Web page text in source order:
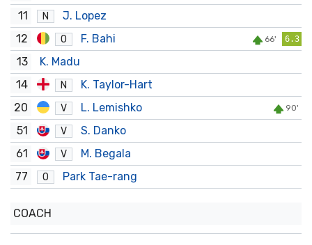
11
N
J. Lopez
12
O F. Bahi 66' 6.3
13
K. Madu
14
N
K. Taylor-Hart
20
V L. Lemishko 90'
51 V
S. Danko
61
V
M. Begala
77
O Park Tae-rang
COACH